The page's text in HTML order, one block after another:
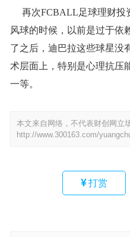
再次FCBALL足球理财投
风球的时候，以前是过于依
了之后，迪巴拉这些球星没
术层面上，特别是心理抗压
一等。
本文来自网络，不代表财创网立
http://www.300163.com/
打赏